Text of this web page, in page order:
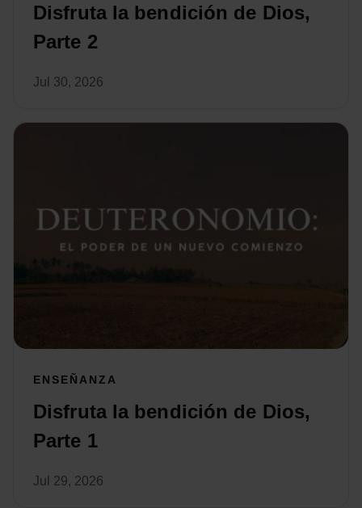
Disfruta la bendición de Dios,
Parte 2
Jul 30, 2026
ENSEÑANZA
Disfruta la bendición de Dios,
Parte 1
Jul 29, 2026